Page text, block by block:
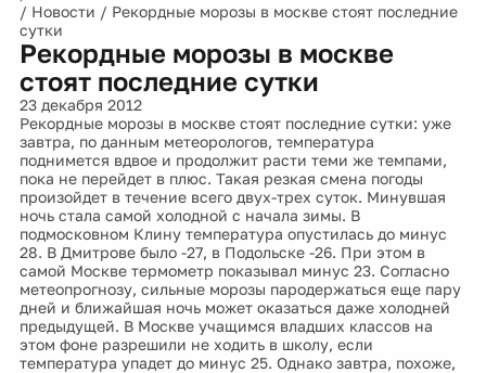
/ Новости / Рекордные морозы в москве стоят последние
сутки
Рекордные морозы в москве
стоят последние сутки
23 декабря 2012
Рекордные морозы в москве стоят последние сутки: уже
завтра, по данным метеорологов, температура
поднимется вдвое и продолжит расти теми же темпами,
пока не перейдет в плюс. Такая резкая смена погоды
произойдет в течение всего двух-трех суток. Минувшая
ночь стала самой холодной с начала зимы. В
подмосковном Клину температура опустилась до минус
28. В Дмитрове было -27, в Подольске -26. При этом в
самой Москве термометр показывал минус 23. Согласно
метеопрогнозу, сильные морозы пародержаться еще пару
дней и ближайшая ночь может оказаться даже холодней
предыдущей. В Москве учащимся владших классов на
этом фоне разрешили не ходить в школу, если
температура упадет до минус 25. Однако завтра, похоже,